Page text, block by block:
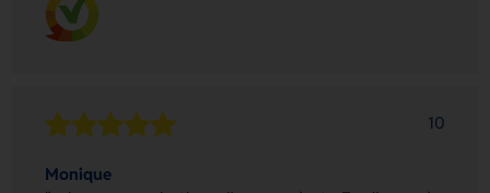
10
Monique